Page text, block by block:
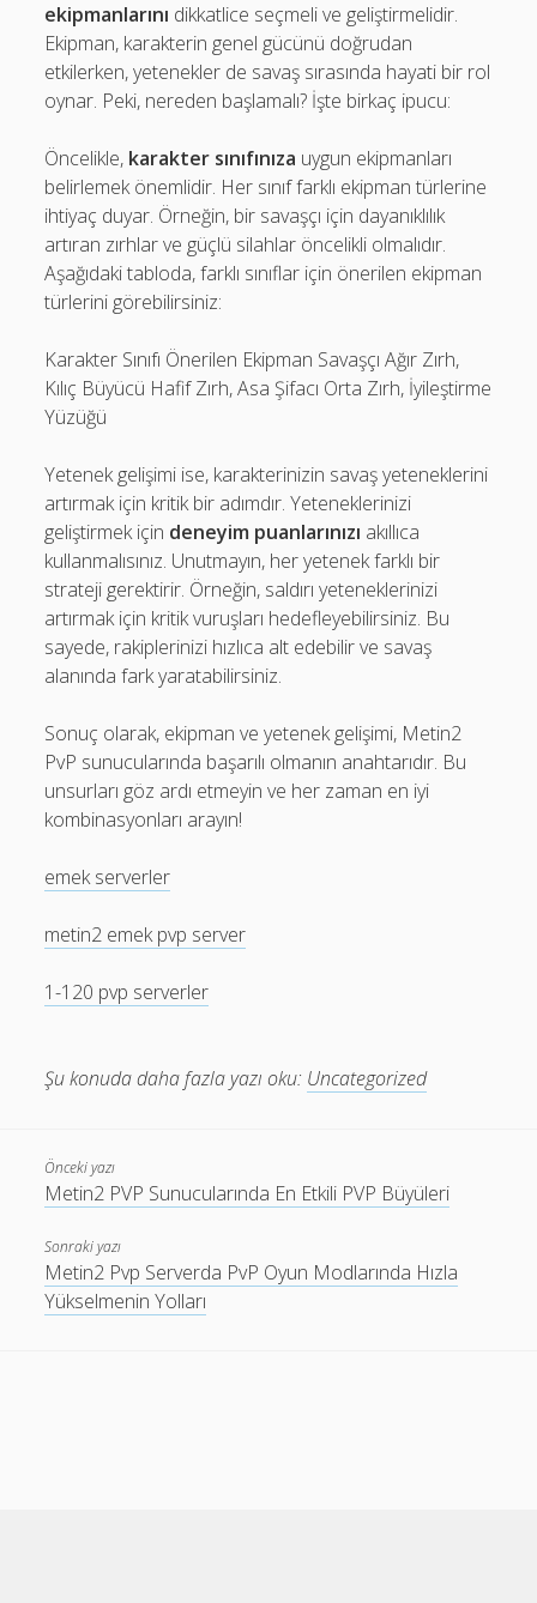
ekipmanlarını dikkatlice seçmeli ve geliştirmelidir.
Ekipman, karakterin genel gücünü doğrudan
etkilerken, yetenekler de savaş sırasında hayati bir rol
oynar. Peki, nereden başlamalı? İşte birkaç ipucu:
Öncelikle, karakter sınıfınıza uygun ekipmanları
belirlemek önemlidir. Her sınıf farklı ekipman türlerine
ihtiyaç duyar. Örneğin, bir savaşçı için dayanıklılık
artıran zırhlar ve güçlü silahlar öncelikli olmalıdır.
Aşağıdaki tabloda, farklı sınıflar için önerilen ekipman
türlerini görebilirsiniz:
Karakter Sınıfı Önerilen Ekipman Savaşçı Ağır Zırh,
Kılıç Büyücü Hafif Zırh, Asa Şifacı Orta Zırh, İyileştirme
Yüzüğü
Yetenek gelişimi ise, karakterinizin savaş yeteneklerini
artırmak için kritik bir adımdır. Yeteneklerinizi
geliştirmek için deneyim puanlarınızı akıllıca
kullanmalısınız. Unutmayın, her yetenek farklı bir
strateji gerektirir. Örneğin, saldırı yeteneklerinizi
artırmak için kritik vuruşları hedefleyebilirsiniz. Bu
sayede, rakiplerinizi hızlıca alt edebilir ve savaş
alanında fark yaratabilirsiniz.
Sonuç olarak, ekipman ve yetenek gelişimi, Metin2
PvP sunucularında başarılı olmanın anahtarıdır. Bu
unsurları göz ardı etmeyin ve her zaman en iyi
kombinasyonları arayın!
emek serverler
metin2 emek pvp server
1-120 pvp serverler
Şu konuda daha fazla yazı oku: Uncategorized
Önceki yazı
Metin2 PVP Sunucularında En Etkili PVP Büyüleri
Sonraki yazı
Metin2 Pvp Serverda PvP Oyun Modlarında Hızla
Yükselmenin Yolları